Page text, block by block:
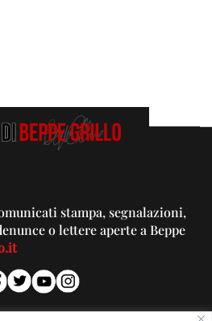
stampa, segnalazioni,
o lettere aperte a Beppe